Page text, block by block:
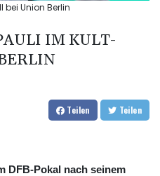
bei Union Berlin
IM KULT-
Teilen Teilen
DFB-Pokal nach seinem